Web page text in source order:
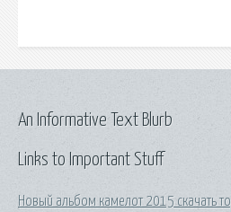
Links to Important Stuff
Новый альбом камелот 2015 скачать
An Informative Text Blurb